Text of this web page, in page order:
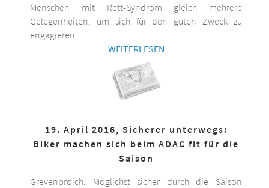
Menschen mit Rett-Syndrom gleich mehrere
Gelegenheiten, um sich für den guten Zweck zu
engagieren.
WEITERLESEN
19. April 2016, Sicherer unterwegs:
Biker machen sich beim ADAC fit für die
Saison
Grevenbroich. Möglichst sicher durch die Saison